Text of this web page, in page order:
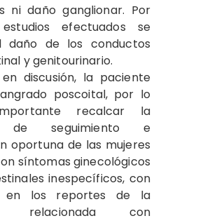
ni daño ganglionar. Por
efectuados se
daño de los conductos
y genitourinario.
discusión, la paciente
poscoital, por lo
recalcar la
de seguimiento e
oportuna de las mujeres
síntomas ginecológicos
inespecíficos, con
en los reportes de la
relacionada con